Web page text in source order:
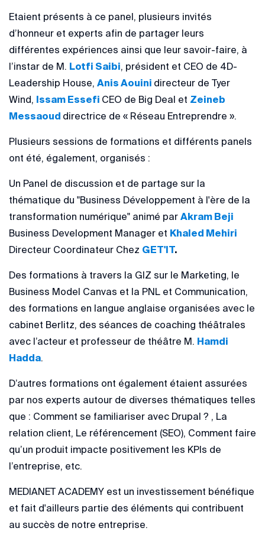
Etaient présents à ce panel, plusieurs invités
d’honneur et experts afin de partager leurs
différentes expériences ainsi que leur savoir-faire, à
l’instar de M. Lotfi Saibi, président et CEO de 4D-
Leadership House, Anis Aouini directeur de Tyer
Wind, Issam Essefi CEO de Big Deal et Zeineb
Messaoud directrice de « Réseau Entreprendre ».
Plusieurs sessions de formations et différents panels
ont été, également, organisés :
Un Panel de discussion et de partage sur la
thématique du "Business Développement à l'ère de la
transformation numérique" animé par Akram Beji
Business Development Manager et Khaled Mehiri
Directeur Coordinateur Chez GET'IT.
Des formations à travers la GIZ sur le Marketing, le
Business Model Canvas et la PNL et Communication,
des formations en langue anglaise organisées avec le
cabinet Berlitz, des séances de coaching théâtrales
avec l’acteur et professeur de théâtre M. Hamdi
Hadda.
D’autres formations ont également étaient assurées
par nos experts autour de diverses thématiques telles
que : Comment se familiariser avec Drupal ? , La
relation client, Le référencement (SEO), Comment faire
qu’un produit impacte positivement les KPIs de
l’entreprise, etc.
MEDIANET ACADEMY est un investissement bénéfique
et fait d'ailleurs partie des éléments qui contribuent
au succès de notre entreprise.